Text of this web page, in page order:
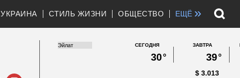
УКРАИНА СТИЛЬ ЖИЗНИ ОБЩЕСТВО ЕЩЁ »
СЕГОДНЯ
30°
ЗАВТРА
39°
3.013
$